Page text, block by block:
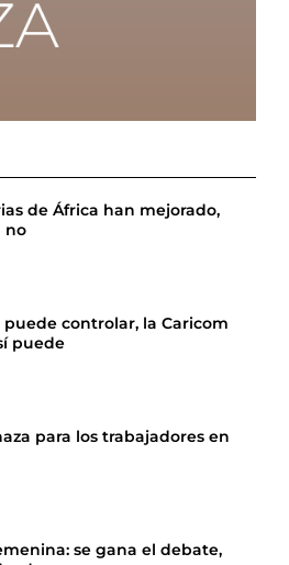
de África han mejorado,
no
controlar, la Caricom
puede
para los trabajadores en
se gana el debate,